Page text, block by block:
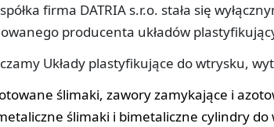
firma DATRIA s.r.o. stała się
producenta układów
Układy plastyfikujące do wtrysku,
ślimaki, zawory zamykające i
ślimaki i bimetaliczne cylindry do